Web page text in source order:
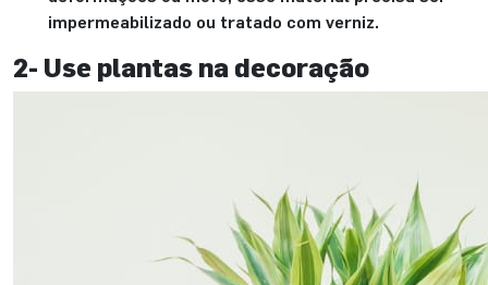
impermeabilizado ou tratado com verniz.
2- Use plantas na decoração